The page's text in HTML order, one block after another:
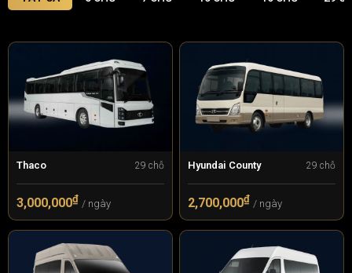
Thaco 29 chỗ
3,000,000₫ / ngày
Hyundai County 29 chỗ
2,700,000₫ / ngày